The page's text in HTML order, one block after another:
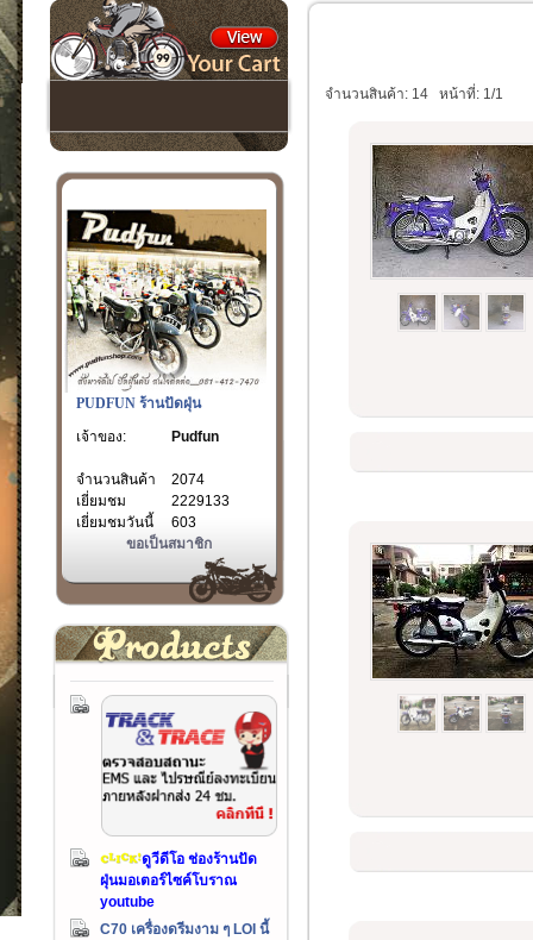
PUDFUN ร้านปัดฝุ่น
เจ้าของ:
Pudfun
จำนวนสินค้า
2074
เยี่ยมชม
2229133
เยี่ยมชมวันนี้
603
ขอเป็นสมาชิก
ดูวีดีโอ ช่องร้านปัด
ฝุ่นมอเตอร์ไซค์โบราณ
youtube
C70 เครื่องดรีมงาม ๆ LOI นี้
จำนวนสินค้า: 14 หน้าที่: 1/1